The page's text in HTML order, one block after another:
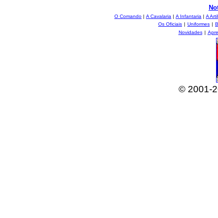
O Comando | A Cavalaria | A Infantaria | A
Os Oficiais | Uniformes |
Novidades |
© 2001-